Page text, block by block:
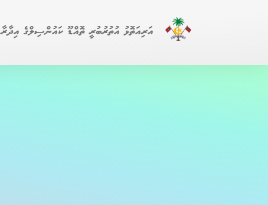
އަރިއަތޮޅު އުތުރުބުރީ ތޮއްޑޫ ކައުންސިލްގެ އިދާރާ